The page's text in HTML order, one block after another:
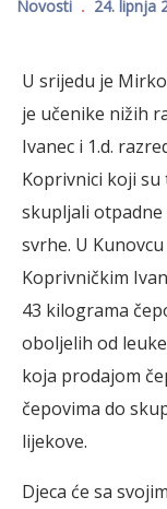
Novosti 24. lipnja
U srijedu je
je učenike nižih
Ivanec i 1.d.
Koprivnici koji
skupljali
svrhe. U
Koprivničkim
43 kilograma
oboljelih od
koja prodajom
čepovima do
lijekove.
Djeca će sa